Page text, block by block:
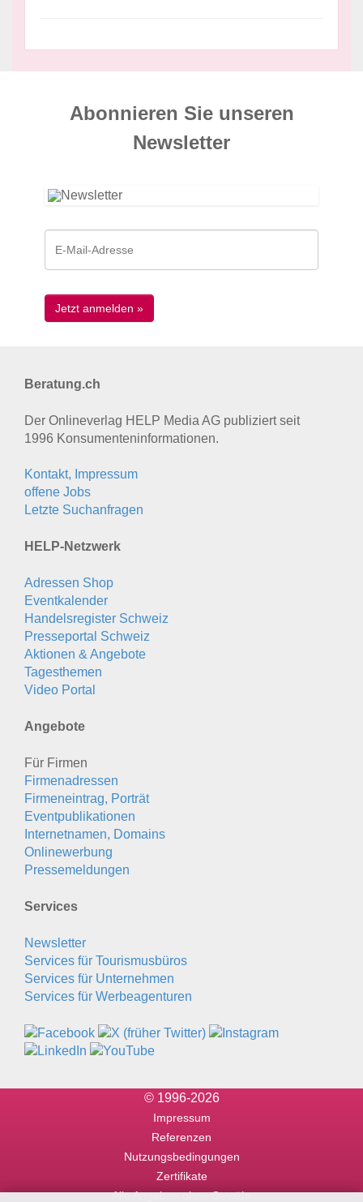
Abonnieren Sie unseren
News­letter
Beratung.ch
Der Onlineverlag HELP Media AG publiziert seit
1996 Konsumenten­informationen.
Kontakt, Impressum
offene Jobs
Letzte Suchanfragen
HELP-Netzwerk
Adressen Shop
Eventkalender
Handelsregister Schweiz
Presseportal Schweiz
Aktionen & Angebote
Tagesthemen
Video Portal
Angebote
Für Firmen
Firmenadressen
Firmeneintrag, Porträt
Eventpublikationen
Internetnamen, Domains
Onlinewerbung
Pressemeldungen
Services
Newsletter
Services für Tourismusbüros
Services für Unternehmen
Services für Werbeagenturen
© 1996-2026
Impressum
Referenzen
Nutzungsbedingungen
Zertifikate
Alle Angaben ohne Gewähr